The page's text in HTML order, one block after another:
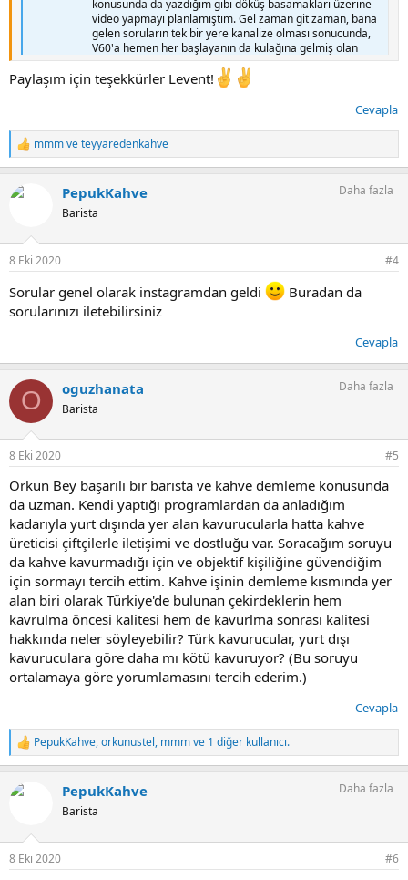
konusunda da yazdığım gibi döküş basamakları üzerine
video yapmayı planlamıştım. Gel zaman git zaman, bana
gelen soruların tek bir yere kanalize olması sonucunda,
V60'a hemen her başlayanın da kulağına gelmiş olan
kenara su gelirse kahve bypass...
www.kahvekulubu.net
Sıkça Sorulan Sorular - Bölüm 2 - V60'ta Kahve Reçetesi Nasıl Hazırlanır?
Selamlar herkese, Sıkça Sorulan Sorular serisinin ikinci
bölümünde reçete hazırlamayla ilgili birbiriyle bağlantılı
bir çok soru aldığım için, V60'ta kahve reçetesini nasıl
hazırladığımı paylaştım. Bir önceki bölüme göre teknik
yoğunluğu olmayan fakat reçete hazırlığının önemli
www.kahvekulubu.net
Paylaşım için teşekkürler Levent!
Cevapla
T
e
k
mmmveteyyaredenkahve
PepukKahve
Barista
Daha fazla
8 Eki 2020 #4
Sorular genel olarak instagramdan geldi
Buradan da
sorularınızı iletebilirsiniz
Cevapla
O oguzhanata
Barista
Daha fazla
8 Eki 2020 #5
Orkun Bey başarılı bir barista ve kahve demleme konusunda
da uzman. Kendi yaptığı programlardan da anladığım
kadarıyla yurt dışında yer alan kavurucularla hatta kahve
üreticisi çiftçilerle iletişimi ve dostluğu var. Soracağım soruyu
da kahve kavurmadığı için ve objektif kişiliğine güvendiğim
için sormayı tercih ettim. Kahve işinin demleme kısmında yer
alan biri olarak Türkiye'de bulunan çekirdeklerin hem
kavrulma öncesi kalitesi hem de kavurlma sonrası kalitesi
hakkında neler söyleyebilir? Türk kavurucular, yurt dışı
kavuruculara göre daha mı kötü kavuruyor? (Bu soruyu
ortalamaya göre yorumlamasını tercih ederim.)
Cevapla
T
e
k
PepukKahve,orkunustel, mmmve 1 diğer kullanıcı.
PepukKahve
Barista
Daha fazla
8 Eki 2020 #6